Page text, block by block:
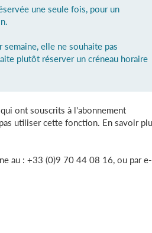
une seule fois, pour un
elle ne souhaite pas
plutôt réserver un créneau horaire
ont souscrits à l'abonnement
utiliser cette fonction. En savoir
au : +33 (0)9 70 44 08 16, ou par e-